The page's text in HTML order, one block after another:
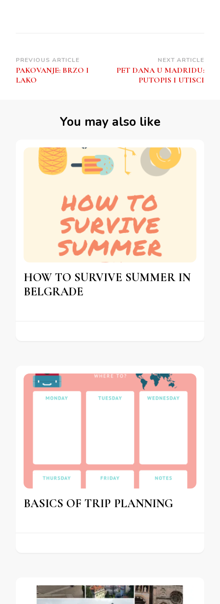
Post
Navigation
PREVIOUS ARTICLE
PAKOVANJE: BRZO I
LAKO
NEXT ARTICLE
PET DANA U MADRIDU:
PUTOPIS I UTISCI
You may also like
HOW TO SURVIVE SUMMER IN
BELGRADE
BASICS OF TRIP PLANNING